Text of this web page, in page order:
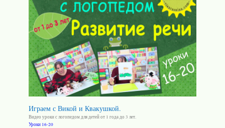
Играем с Викой и Квакушкой.
Видео уроки с логопедом для детей от 1 года до 3 лет.
Уроки 16-20